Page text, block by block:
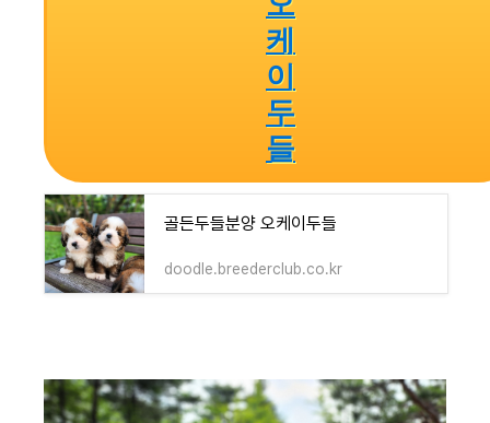
케
이
두
들
골든두들분양 오케이두들
doodle.breederclub.co.kr